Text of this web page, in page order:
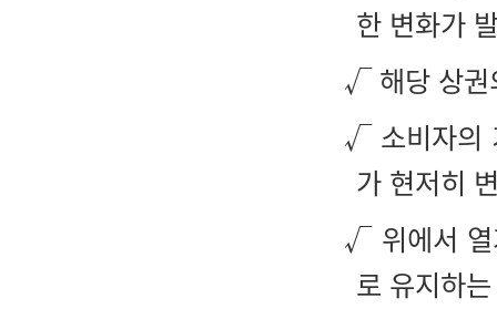
한 변화가
√ 해당 상권
√ 소비자의
가 현저히
√ 위에서 열
로 유지하